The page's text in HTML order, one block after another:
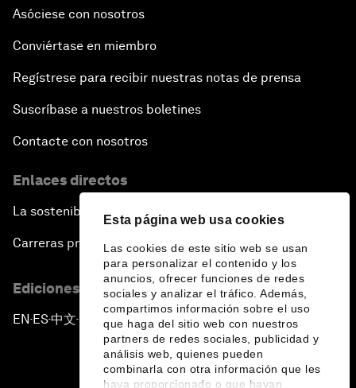
Esta página web usa cookies
Las cookies de este sitio web se usan
para personalizar el contenido y los
anuncios, ofrecer funciones de redes
sociales y analizar el tráfico. Además,
compartimos información sobre el uso
que haga del sitio web con nuestros
partners de redes sociales, publicidad y
análisis web, quienes pueden
combinarla con otra información que les
haya proporcionado o que hayan
Asóciese con nosotros
Conviértase en miembro
Regístrese para recibir nuestras notas de prensa
Suscríbase a nuestros boletines
Contacte con nosotros
Enlaces directos
La sostenibilidad en el Foro
Carreras profesionales
Ediciones en otros idiomas
EN ▪ES▪中文▪ 日本語